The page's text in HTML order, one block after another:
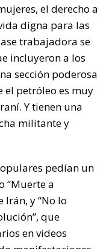
el derecho a
digna para las
trabajadora se
incluyeron a los
sección poderosa
petróleo es muy
Y tienen una
militante y
pedían un
“Muerte a
Irán, y “No lo
que
en videos